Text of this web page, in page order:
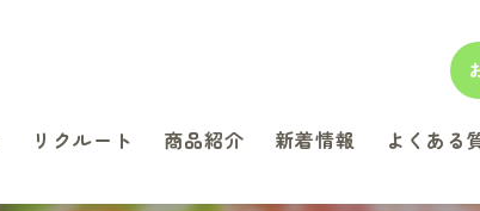
リクルート 商品紹介 新着情報 よくある